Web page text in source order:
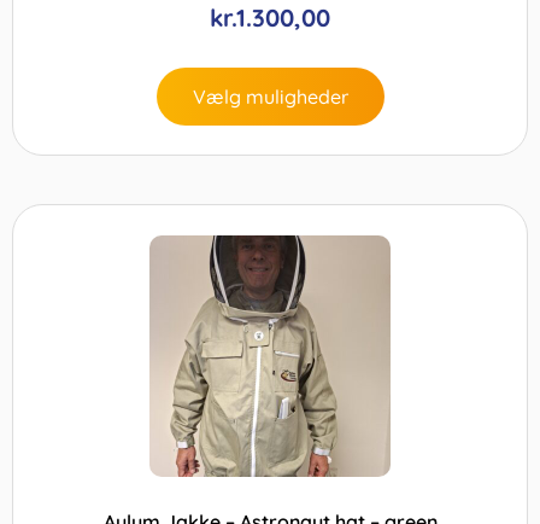
kr.1.300,00
Vælg muligheder